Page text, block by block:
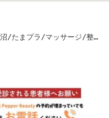
/たまプラ/マッサージ/整